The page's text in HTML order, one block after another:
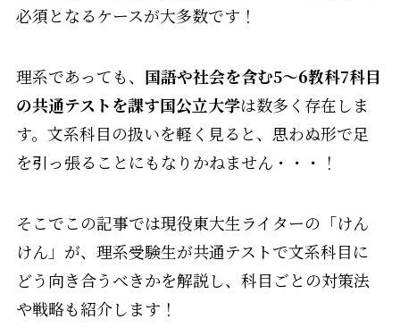
必須となるケースが大多数です！
理系であっても、 国語や社会を含む5〜6教科7科目
の共通テストを課す国公立大学は数多く存在しま
す。文系科目の扱いを軽く見ると、思わぬ形で足
を引っ張ることにもなりかねません・・・！
そこでこの記事では現役東大生ライターの「けん
けん」が、理系受験生が共通テストで文系科目に
どう向き合うべきかを解説し、科目ごとの対策法
や戦略も紹介します！